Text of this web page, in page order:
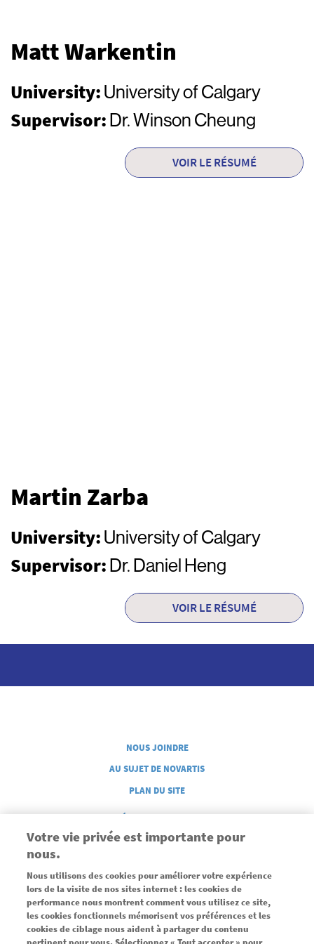
Matt Warkentin
University: University of Calgary
Supervisor: Dr. Winson Cheung
VOIR LE RÉSUMÉ
Martin Zarba
University: University of Calgary
Supervisor: Dr. Daniel Heng
VOIR LE RÉSUMÉ
NOUS JOINDRE
AU SUJET DE NOVARTIS
PLAN DU SITE
GÉRER MES COOKIES
Commandité par une subvention sans restrictions de Novartis
Votre vie privée est importante pour
nous.
Nous utilisons des cookies pour améliorer votre expérience
lors de la visite de nos sites internet : les cookies de
performance nous montrent comment vous utilisez ce site,
les cookies fonctionnels mémorisent vos préférences et les
cookies de ciblage nous aident à partager du contenu